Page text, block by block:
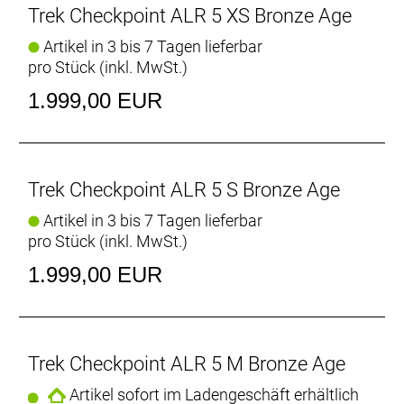
mit seiner Performance und seinem Preis
beeindruckt? Das Checkpoint ALR 5 basiert auf
einem robusten, komfortablen Rahmen aus
nachhaltigem Alpha Aluminium, punktet mit einer
langstreckenorientierten Gravelgeometrie und ist
mit höherwertigen Komponenten bestückt.
auf der verbesserten Endurance-Geometrie seiner
teureren Carbongeschwister.
- Profitiere von straßenglättendem Komfort – dank
hochwertiger Vollcarbongabel und 50 mm
- Die extrem robuste SRAM Apex XPLR 12-Gang-
herausfordernde Anstiege und ausgedehnte
- Zahlreiche Montagepunkte an Rahmen und Gabel
bieten Platz für alles, was du für epische
Trek Checkpoint ALR 5 XS Bronze Age
Artikel in 3 bis 7 Tagen lieferbar
pro Stück (inkl. MwSt.)
1.999,00 EUR
Trek Checkpoint ALR 5 S Bronze Age
Artikel in 3 bis 7 Tagen lieferbar
pro Stück (inkl. MwSt.)
1.999,00 EUR
Trek Checkpoint ALR 5 M Bronze Age
Artikel sofort im Ladengeschäft erhältlich